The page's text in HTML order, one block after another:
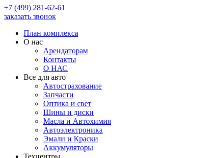
+7 (499) 281-62-61
заказать звонок
План комплекса
О нас
Арендаторам
Контакты
О НАС
Все для авто
Автострахование
Запчасти
Оптика и свет
Шины и диски
Масла и Автохимия
Автоэлектроника
Эмали и Краски
Аккумуляторы
Техцентры